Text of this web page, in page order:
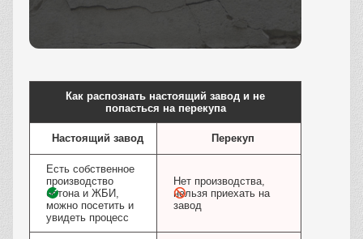
Как распознать настоящий завод и не
попасться на перекупа
Настоящий завод Перекуп
Есть собственное
производство
бетона и ЖБИ,
можно посетить и
увидеть процесс
Нет производства,
нельзя приехать на
завод